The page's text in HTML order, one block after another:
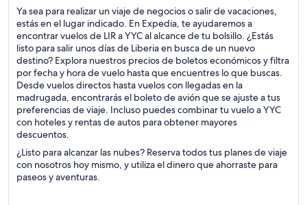
Ya sea para realizar un viaje de negocios o salir de vacaciones,
estás en el lugar indicado. En Expedia, te ayudaremos a
encontrar vuelos de LIR a YYC al alcance de tu bolsillo. ¿Estás
listo para salir unos días de Liberia en busca de un nuevo
destino? Explora nuestros precios de boletos económicos y filtra
por fecha y hora de vuelo hasta que encuentres lo que buscas.
Desde vuelos directos hasta vuelos con llegadas en la
madrugada, encontrarás el boleto de avión que se ajuste a tus
preferencias de viaje. Incluso puedes combinar tu vuelo a YYC
con hoteles y rentas de autos para obtener mayores
descuentos.
¿Listo para alcanzar las nubes? Reserva todos tus planes de viaje
con nosotros hoy mismo, y utiliza el dinero que ahorraste para
paseos y aventuras.